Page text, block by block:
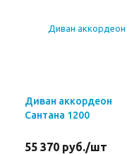
Диван аккордеон
Сантана 1200
55 370 руб./шт